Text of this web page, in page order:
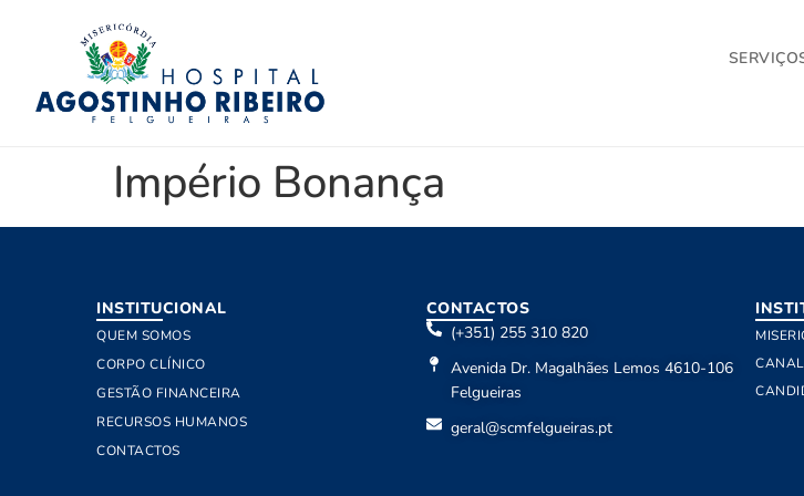
Império Bonança
INSTITUCIONAL
QUEM SOMOS
CORPO CLÍNICO
GESTÃO FINANCEIRA
RECURSOS HUMANOS
CONTACTOS
CONTACTOS
(+351) 255 310 820
Avenida Dr. Magalhães Lemos 4610-106
Felgueiras
geral@scmfelgueiras.pt